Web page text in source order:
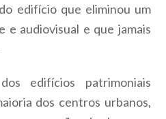
edifício que eliminou um
e audiovisual e que jamais
edifícios patrimoniais
dos centros urbanos,